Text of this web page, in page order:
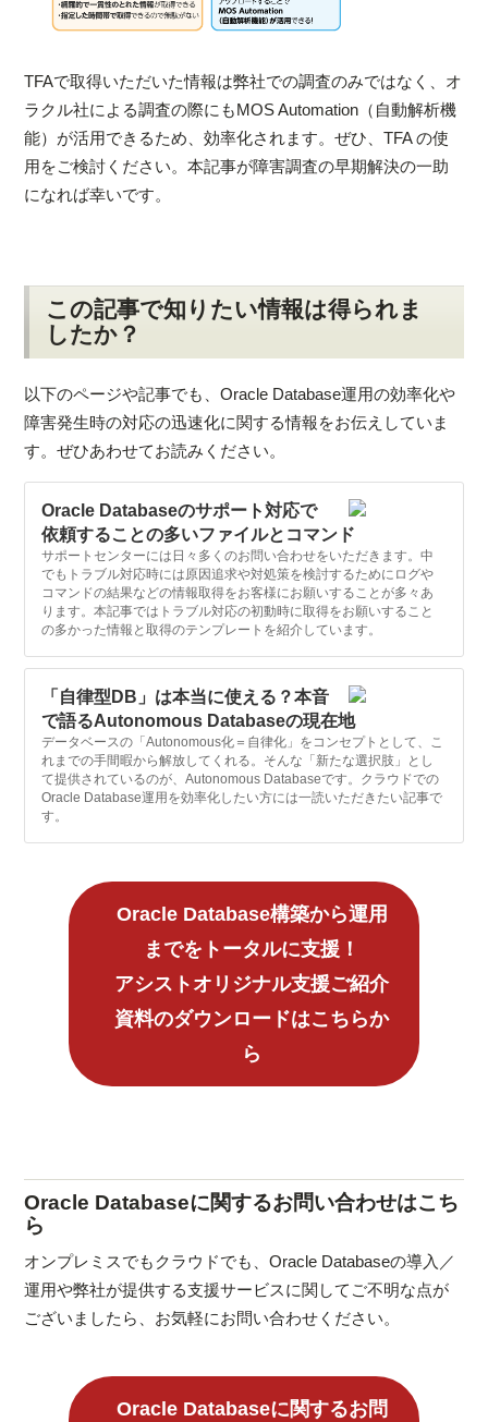
TFAで取得いただいた情報は弊社での調査のみではなく、オ
ラクル社による調査の際にもMOS Automation（自動解析機
能）が活用できるため、効率化されます。ぜひ、TFA の使
用をご検討ください。本記事が障害調査の早期解決の一助
になれば幸いです。
この記事で知りたい情報は得られま
したか？
以下のページや記事でも、Oracle Database運用の効率化や
障害発生時の対応の迅速化に関する情報をお伝えしていま
す。ぜひあわせてお読みください。
Oracle Databaseのサポート対応で
依頼することの多いファイルとコマンド
サポートセンターには日々多くのお問い合わせをいただきます。中
でもトラブル対応時には原因追求や対処策を検討するためにログや
コマンドの結果などの情報取得をお客様にお願いすることが多々あ
ります。本記事ではトラブル対応の初動時に取得をお願いすること
の多かった情報と取得のテンプレートを紹介しています。
「自律型DB」は本当に使える？本音
で語るAutonomous Databaseの現在地
データベースの「Autonomous化＝自律化」をコンセプトとして、こ
れまでの手間暇から解放してくれる。そんな「新たな選択肢」とし
て提供されているのが、Autonomous Databaseです。クラウドでの
Oracle Database運用を効率化したい方には一読いただきたい記事で
す。
Oracle Database構築から運用
までをトータルに支援！
アシストオリジナル支援ご紹介
資料のダウンロードはこちらか
ら
Oracle Databaseに関するお問い合わせはこち
ら
オンプレミスでもクラウドでも、Oracle Databaseの導入／
運用や弊社が提供する支援サービスに関してご不明な点が
ございましたら、お気軽にお問い合わせください。
Oracle Databaseに関するお問